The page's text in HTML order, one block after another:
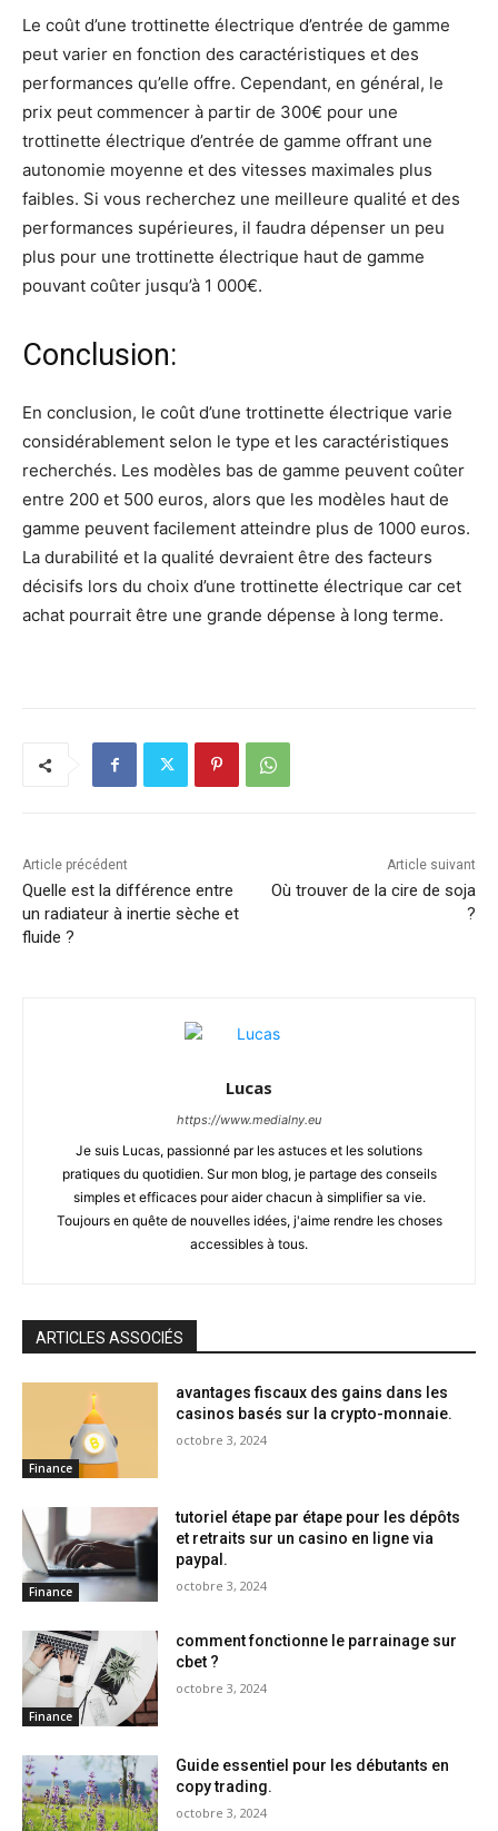
Le coût d’une trottinette électrique d’entrée de gamme
peut varier en fonction des caractéristiques et des
performances qu’elle offre. Cependant, en général, le
prix peut commencer à partir de 300€ pour une
trottinette électrique d’entrée de gamme offrant une
autonomie moyenne et des vitesses maximales plus
faibles. Si vous recherchez une meilleure qualité et des
performances supérieures, il faudra dépenser un peu
plus pour une trottinette électrique haut de gamme
pouvant coûter jusqu’à 1 000€.
Conclusion:
En conclusion, le coût d’une trottinette électrique varie
considérablement selon le type et les caractéristiques
recherchés. Les modèles bas de gamme peuvent coûter
entre 200 et 500 euros, alors que les modèles haut de
gamme peuvent facilement atteindre plus de 1000 euros.
La durabilité et la qualité devraient être des facteurs
décisifs lors du choix d’une trottinette électrique car cet
achat pourrait être une grande dépense à long terme.
Article précédent
Quelle est la différence entre
un radiateur à inertie sèche et
fluide ?
Article suivant
Où trouver de la cire de soja
?
Lucas
https://www.medialny.eu
Je suis Lucas, passionné par les astuces et les solutions
pratiques du quotidien. Sur mon blog, je partage des conseils
simples et efficaces pour aider chacun à simplifier sa vie.
Toujours en quête de nouvelles idées, j'aime rendre les choses
accessibles à tous.
ARTICLES ASSOCIÉS
Finance
avantages fiscaux des gains dans les
casinos basés sur la crypto-monnaie.
octobre 3, 2024
Finance
tutoriel étape par étape pour les dépôts
et retraits sur un casino en ligne via
paypal.
octobre 3, 2024
Finance
comment fonctionne le parrainage sur
cbet ?
octobre 3, 2024
Guide essentiel pour les débutants en
copy trading.
octobre 3, 2024